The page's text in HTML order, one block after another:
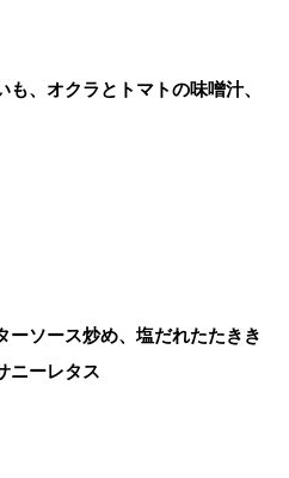
、オクラとトマトの味噌汁、
ーソース炒め、塩だれたたきき
ニーレタス